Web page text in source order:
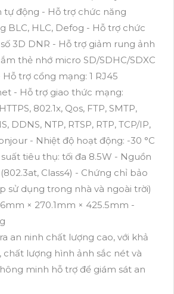
tự động - Hỗ trợ chức năng
BLC, HLC, Defog - Hỗ trợ chức
3D DNR - Hỗ trợ giảm rung ảnh
thẻ nhớ micro SD/SDHC/SDXC
Hỗ trợ cổng mạng: 1 RJ45
- Hỗ trợ giao thức mạng:
802.1x, Qos, FTP, SMTP,
DDNS, NTP, RTSP, RTP, TCP/IP,
- Nhiệt độ hoạt động: -30 °C
tiêu thụ: tối đa 8.5W - Nguồn
(802.3at, Class4) - Chứng chỉ bảo
sử dụng trong nhà và ngoài trời)
× 270.1mm × 425.5mm -
an ninh chất lượng cao, với khả
chất lượng hình ảnh sắc nét và
minh hỗ trợ để giám sát an